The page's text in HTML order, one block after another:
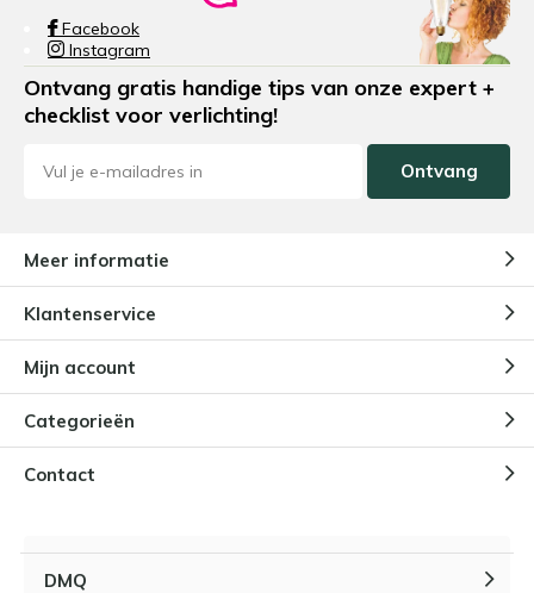
Facebook
Instagram
Ontvang gratis handige tips van onze expert +
checklist voor verlichting!
Ontvang
Meer informatie
Klantenservice
Mijn account
Categorieën
Contact
DMQ